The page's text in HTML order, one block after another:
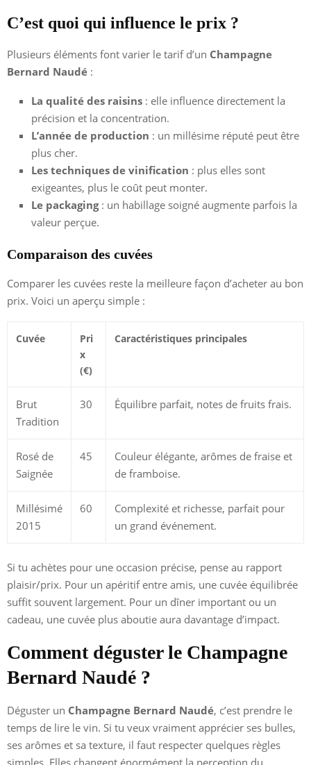
C’est quoi qui influence le prix ?
Plusieurs éléments font varier le tarif d’un Champagne
Bernard Naudé :
La qualité des raisins : elle influence directement la
précision et la concentration.
L’année de production : un millésime réputé peut être
plus cher.
Les techniques de vinification : plus elles sont
exigeantes, plus le coût peut monter.
Le packaging: un habillage soigné augmente parfois la
valeur perçue.
Comparaison des cuvées
Comparer les cuvées reste la meilleure façon d’acheter au bon
prix. Voici un aperçu simple :
Cuvée
Pri
x
(€)
Caractéristiques principales
Brut
Tradition
30 Équilibre parfait, notes de fruits frais.
Rosé de
Saignée
45
Couleur élégante, arômes de fraise et
de framboise.
Millésimé
2015
60
Complexité et richesse, parfait pour
un grand événement.
Si tu achètes pour une occasion précise, pense au rapport
plaisir/prix. Pour un apéritif entre amis, une cuvée équilibrée
suffit souvent largement. Pour un dîner important ou un
cadeau, une cuvée plus aboutie aura davantage d’impact.
Comment déguster le Champagne
Bernard Naudé ?
Déguster un Champagne Bernard Naudé, c’est prendre le
temps de lire le vin. Si tu veux vraiment apprécier ses bulles,
ses arômes et sa texture, il faut respecter quelques règles